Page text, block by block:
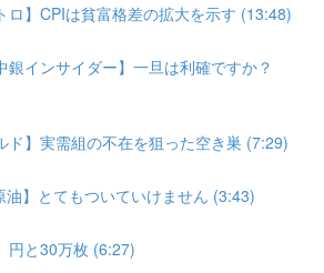
ロ】CPIは貧富格差の拡大を示す (13:48)
銀インサイダー】一旦は利確ですか？
ド】実需組の不在を狙った空き巣 (7:29)
油】とてもついていけません (3:43)
円と30万枚 (6:27)